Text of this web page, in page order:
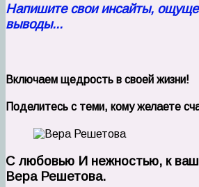
Напишите свои инсайты,
выводы...
Включаем щедрость в своей жизни!
Поделитесь с теми, кому желаете
С любовью И нежностью, к
Вера Решетова.